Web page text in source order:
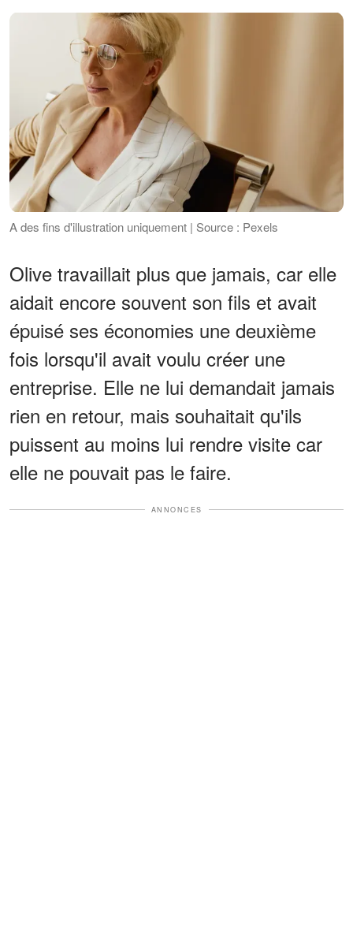
A des fins d'illustration uniquement | Source : Pexels
Olive travaillait plus que jamais, car elle
aidait encore souvent son fils et avait
épuisé ses économies une deuxième
fois lorsqu'il avait voulu créer une
entreprise. Elle ne lui demandait jamais
rien en retour, mais souhaitait qu'ils
puissent au moins lui rendre visite car
elle ne pouvait pas le faire.
ANNONCES